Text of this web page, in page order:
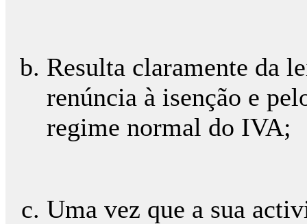
Resulta claramente da
renúncia à isenção e
regime normal do IVA;
Uma vez que a sua